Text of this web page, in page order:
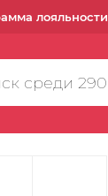
лояльности